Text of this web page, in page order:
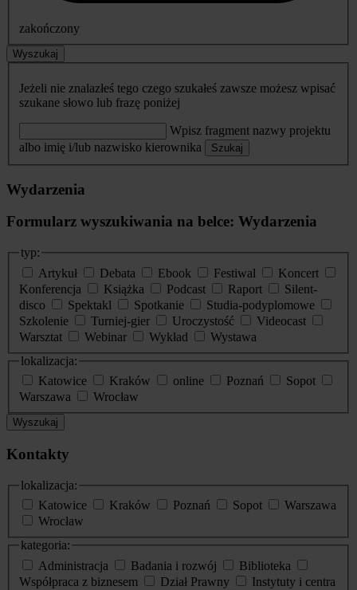
zakończony
Wyszukaj
Jeżeli nie znalazłeś tego czego szukałeś zawsze możesz wpisać
szukane słowo lub frazę poniżej
Wpisz fragment nazwy projektu
albo imię i/lub nazwisko kierownika
Szukaj
Wydarzenia
Formularz wyszukiwania na belce: Wydarzenia
typ:
Artykuł
Debata Ebook Festiwal
Koncert
Konferencja
Książka Podcast Raport
Silent-
disco
Spektakl Spotkanie
Studia-podyplomowe
Szkolenie
Turniej-gier Uroczystość
Videocast
Warsztat
Webinar Wykład
Wystawa
lokalizacja:
Katowice
Kraków online Poznań
Sopot
Warszawa
Wrocław
Wyszukaj
Kontakty
lokalizacja:
Katowice
Kraków Poznań Sopot
Warszawa
Wrocław
kategoria:
Administracja
Badania i rozwój
Biblioteka
Współpraca z biznesem
Dział Prawny
Instytuty i centra